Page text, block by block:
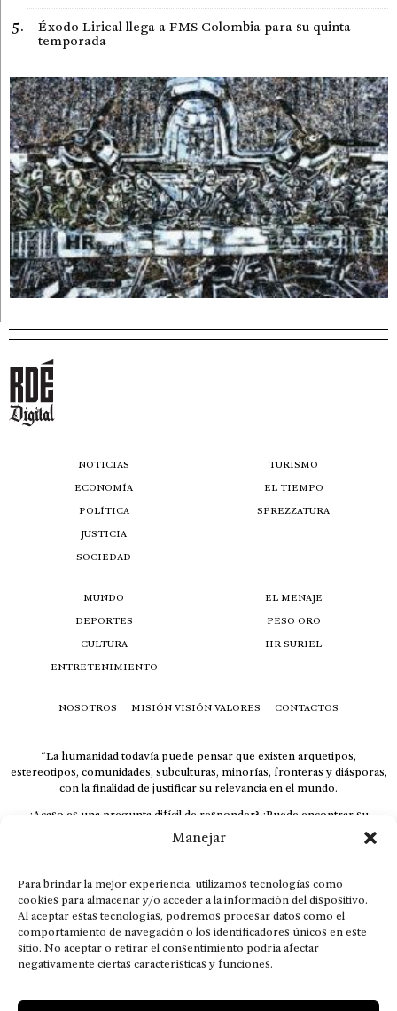
Manejar
Para brindar la mejor experiencia, utilizamos tecnologías como
cookies para almacenar y/o acceder a la información del dispositivo.
Al aceptar estas tecnologías, podremos procesar datos como el
comportamiento de navegación o los identificadores únicos en este
sitio. No aceptar o retirar el consentimiento podría afectar
negativamente ciertas características y funciones.
Éxodo Lirical llega a FMS Colombia para su quinta
temporada
NOTICIAS
ECONOMÍA
POLÍTICA
JUSTICIA
SOCIEDAD
TURISMO
EL TIEMPO
SPREZZATURA
MUNDO
DEPORTES
CULTURA
ENTRETENIMIENTO
EL MENAJE
PESO ORO
HR SURIEL
NOSOTROS MISIÓN VISIÓN VALORES CONTACTOS
“La humanidad todavía puede pensar que existen arquetipos,
estereotipos, comunidades, subculturas, minorías, fronteras y diásporas,
con la finalidad de justificar su relevancia en el mundo.
¿Acaso es una pregunta difícil de responder? ¿Puede encontrar su
respuesta al instante, otorgando al receptor cuestionado espacio y
velocidad suficiente para responder correctamente? De no ser así, el que
El concepto de familia no está limitado exclusivamente a la sangre; seres
que surgen en nuestro diario vivir suelen pesar más que los
emparentados. Más bien, el apego de estas dos versiones de seres
queridos mueve ideales provenientes de sus vivencias.
This is for nuestra gente.” – HRSuriel